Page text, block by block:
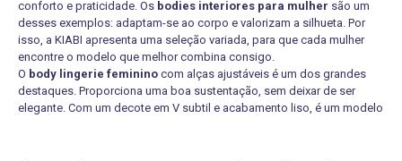
conforto e praticidade. Os bodies interiores para mulher são um
desses exemplos: adaptam-se ao corpo e valorizam a silhueta. Por
isso, a KIABI apresenta uma seleção variada, para que cada mulher
encontre o modelo que melhor combina consigo.
O body lingerie feminino com alças ajustáveis é um dos grandes
destaques. Proporciona uma boa sustentação, sem deixar de ser
elegante. Com um decote em V subtil e acabamento liso, é um modelo